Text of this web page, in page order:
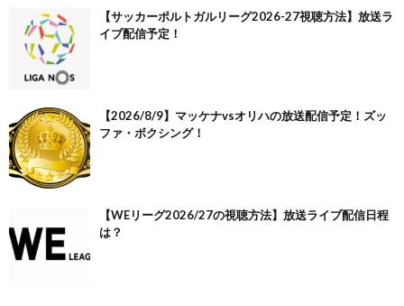
【サッカーポルトガルリーグ2026-27視聴方法】放送ラ
イブ配信予定！
【2026/8/9】マッケナvsオリハの放送配信予定！ズッ
ファ・ボクシング！
【WEリーグ2026/27の視聴方法】放送ライブ配信日程
は？